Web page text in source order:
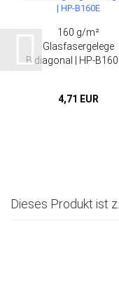
160 g/m²
Glasfasergelege
Bidiagonal | HP-
4,71 EUR
Dieses Produkt ist